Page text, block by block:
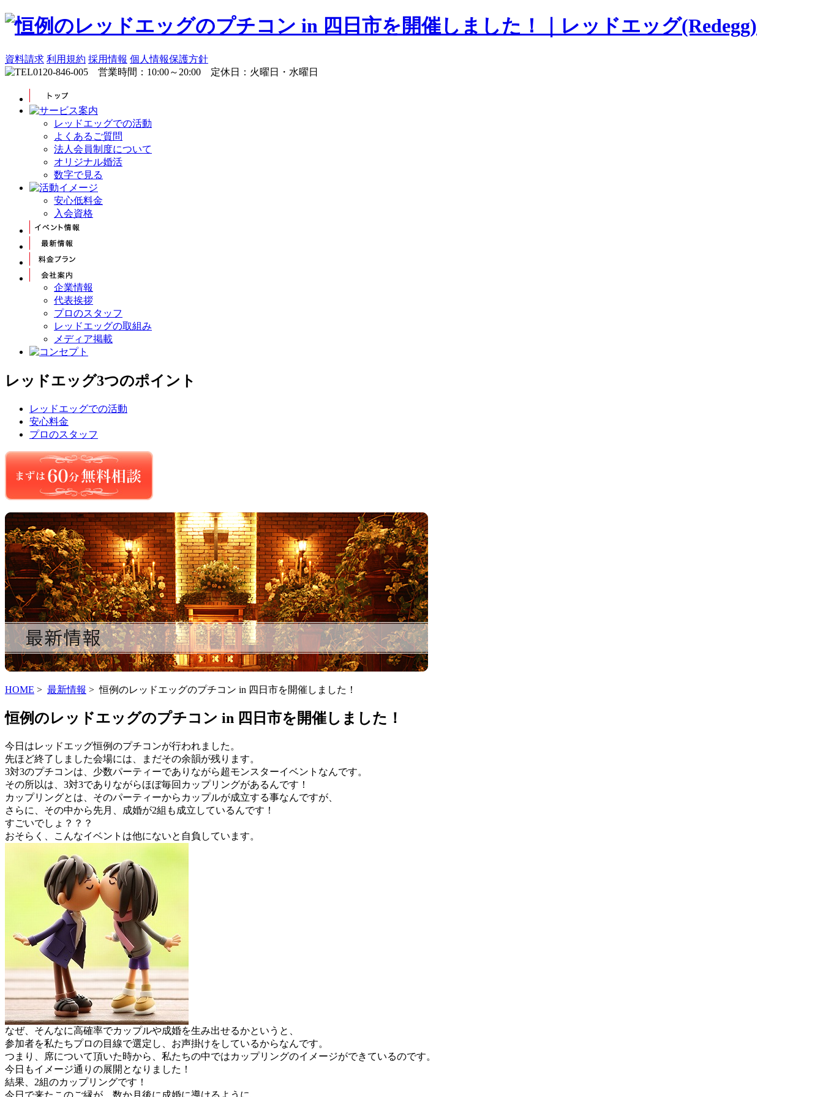
資料請求 利用規約 採用情報 個人情報保護方針
レッドエッグでの活動
よくあるご質問
法人会員制度について
オリジナル婚活
数字で見る
安心低料金
入会資格
企業情報
代表挨拶
プロのスタッフ
レッドエッグの取組み
メディア掲載
レッドエッグ3つのポイント
レッドエッグでの活動
安心料金
プロのスタッフ
HOME > 最新情報 > 恒例のレッドエッグのプチコン in 四日市を開催しました！
恒例のレッドエッグのプチコン in 四日市を開催しました！
今日はレッドエッグ恒例のプチコンが行われました。
先ほど終了しました会場には、まだその余韻が残ります。
3対3のプチコンは、少数パーティーでありながら超モンスターイベントなんです。
その所以は、3対3でありながらほぼ毎回カップリングがあるんです！
カップリングとは、そのパーティーからカップルが成立する事なんですが、
さらに、その中から先月、成婚が2組も成立しているんです！
すごいでしょ？？？
おそらく、こんなイベントは他にないと自負しています。
なぜ、そんなに高確率でカップルや成婚を生み出せるかというと、
参加者を私たちプロの目線で選定し、お声掛けをしているからなんです。
つまり、席について頂いた時から、私たちの中ではカップリングのイメージができているのです。
今日もイメージ通りの展開となりました！
結果、2組のカップリングです！